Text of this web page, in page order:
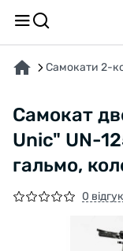
Самокати 2-
Самокат
Unic" UN-
гальмо,
0
ПРО ТОВАР